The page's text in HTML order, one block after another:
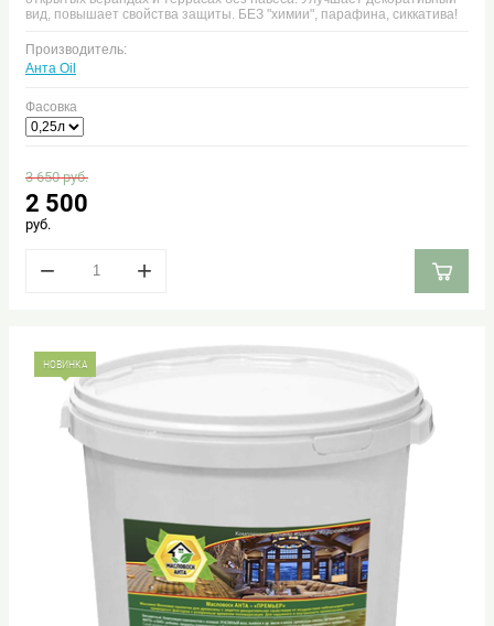
вид, повышает свойства защиты. БЕЗ "химии", парафина, сиккатива!
Производитель:
Анта Oil
Фасовка
3 650руб.
2 500
руб.
− +
НОВИНКА